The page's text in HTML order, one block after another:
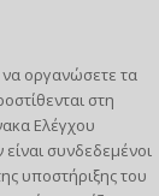
να οργανώσετε τα
στη
Ελέγχου
συνδεδεμένοι
υποστήριξης του